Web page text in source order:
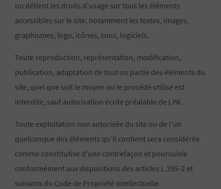
ou détient les droits d’usage sur tous les éléments
accessibles sur le site, notamment les textes, images,
graphismes, logo, icônes, sons, logiciels.
Toute reproduction, représentation, modification,
publication, adaptation de tout ou partie des éléments du
site, quel que soit le moyen ou le procédé utilisé est
interdite, sauf autorisation écrite préalable de LPA.
Toute exploitation non autorisée du site ou de l’un
quelconque des éléments qu’il contient sera considérée
comme constitutive d’une contrefaçon et poursuivie
conformément aux dispositions des articles L.335-2 et
suivants du Code de Propriété Intellectuelle.